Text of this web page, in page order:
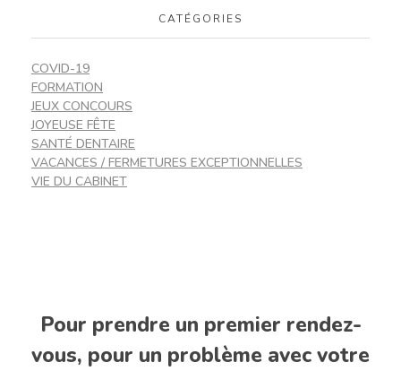
CATÉGORIES
COVID-19
FORMATION
JEUX CONCOURS
JOYEUSE FÊTE
SANTÉ DENTAIRE
VACANCES / FERMETURES EXCEPTIONNELLES
VIE DU CABINET
Pour prendre un premier rendez-
vous, pour un problème avec votre